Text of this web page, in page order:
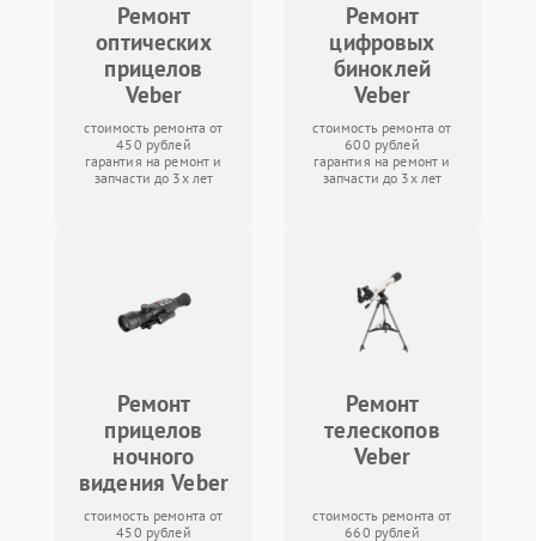
Ремонт
оптических
прицелов
Veber
стоимость ремонта от
450 рублей
гарантия на ремонт и
запчасти до 3х лет
Ремонт
цифровых
биноклей
Veber
стоимость ремонта от
600 рублей
гарантия на ремонт и
запчасти до 3х лет
Ремонт
прицелов
ночного
видения Veber
стоимость ремонта от
450 рублей
Ремонт
телескопов
Veber
стоимость ремонта от
660 рублей